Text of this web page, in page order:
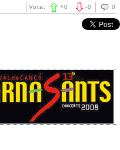
0
-0
Vota: +0